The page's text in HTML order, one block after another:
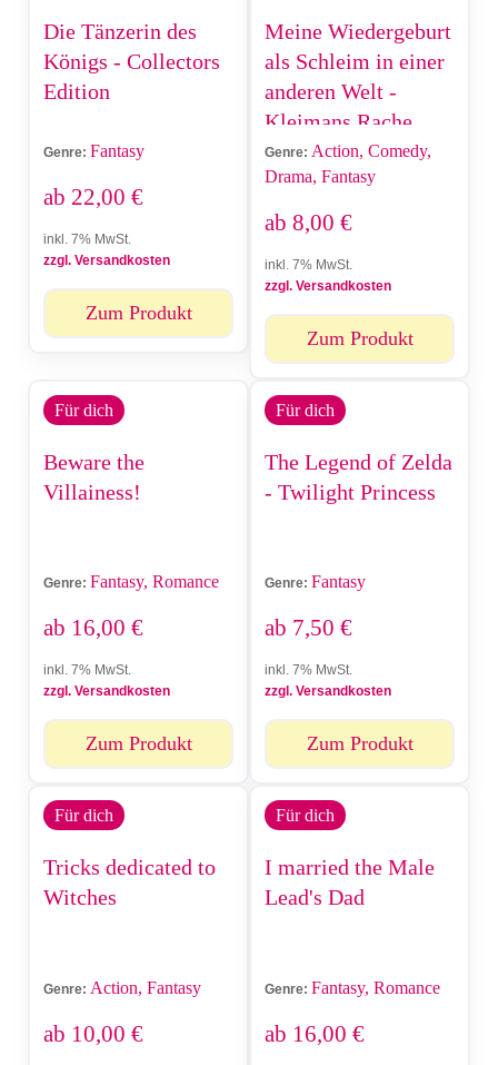
Die Tänzerin des
Königs - Collectors
Edition
Genre: Fantasy
ab 22,00 €
inkl. 7% MwSt.
zzgl. Versandkosten
Zum Produkt
Meine Wiedergeburt
als Schleim in einer
anderen Welt -
Kleimans Rache
Genre: Action, Comedy,
Drama, Fantasy
ab 8,00 €
inkl. 7% MwSt.
zzgl. Versandkosten
Zum Produkt
Für dich
Beware the
Villainess!
Genre: Fantasy, Romance
ab 16,00 €
inkl. 7% MwSt.
zzgl. Versandkosten
Zum Produkt
Für dich
The Legend of Zelda
- Twilight Princess
Genre: Fantasy
ab 7,50 €
inkl. 7% MwSt.
zzgl. Versandkosten
Zum Produkt
Für dich
Tricks dedicated to
Witches
Genre: Action, Fantasy
ab 10,00 €
Für dich
I married the Male
Lead's Dad
Genre: Fantasy, Romance
ab 16,00 €